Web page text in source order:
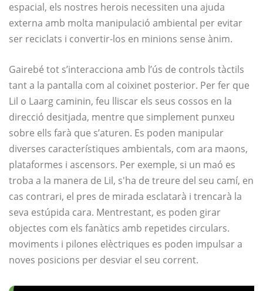
espacial, els nostres herois necessiten una ajuda
externa amb molta manipulació ambiental per evitar
ser reciclats i convertir-los en minions sense ànim.
Gairebé tot s’interacciona amb l’ús de controls tàctils
tant a la pantalla com al coixinet posterior. Per fer que
Lil o Laarg caminin, feu lliscar els seus cossos en la
direcció desitjada, mentre que simplement punxeu
sobre ells farà que s’aturen. Es poden manipular
diverses característiques ambientals, com ara maons,
plataformes i ascensors. Per exemple, si un maó es
troba a la manera de Lil, s'ha de treure del seu camí, en
cas contrari, el pres de mirada esclatarà i trencarà la
seva estúpida cara. Mentrestant, es poden girar
objectes com els fanàtics amb repetides circulars.
moviments i pilones elèctriques es poden impulsar a
noves posicions per desviar el seu corrent.